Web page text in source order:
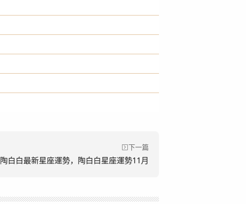
下一篇
陶白白最新星座運勢，陶白白星座運勢11月